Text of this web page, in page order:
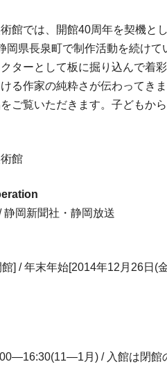
館では、開館40周年を契機と
岡県長泉町で制作活動を続け
ターとして板に掘り込んで着
る作家の純粋さが伝わってき
ご覧いただきます。子どもか
館
静岡新聞社・静岡放送
] / 年末年始[2014年12月26日(
月) / 入館は閉館